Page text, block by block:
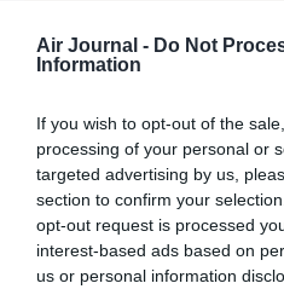
Air Journal - Do Not
Information
If you wish to opt-out of the
processing of your personal or
targeted advertising by us,
section to confirm your
opt-out request is processed
interest-based ads based on
us or personal information
NOUS
PARTAGER